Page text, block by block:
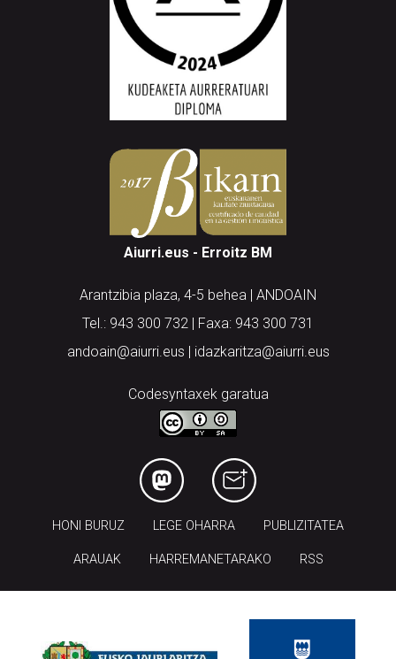
Aiurri.eus - Erroitz BM
Arantzibia plaza, 4-5 behea | ANDOAIN
Tel.: 943 300 732 | Faxa: 943 300 731
andoain@aiurri.eus | idazkaritza@aiurri.eus
Codesyntaxek garatua
HONI BURUZ LEGE OHARRA PUBLIZITATEA
ARAUAK HARREMANETARAKO RSS